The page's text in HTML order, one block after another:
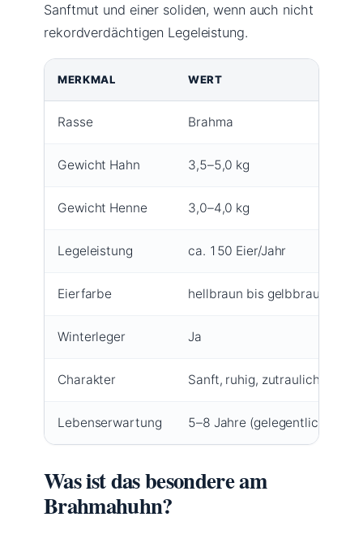
Sanftmut und einer soliden, wenn auch nicht
rekordverdächtigen Legeleistung.
MERKMAL WERT
Rasse Brahma
Gewicht Hahn 3,5–5,0 kg
Gewicht Henne 3,0–4,0 kg
Legeleistung ca. 150 Eier/Jahr
Eierfarbe hellbraun bis gelbbraun
Winterleger Ja
Charakter Sanft, ruhig, zutraulich
Lebenserwartung 5–8 Jahre (gelegentlich älter)
Was ist das besondere am
Brahmahuhn?